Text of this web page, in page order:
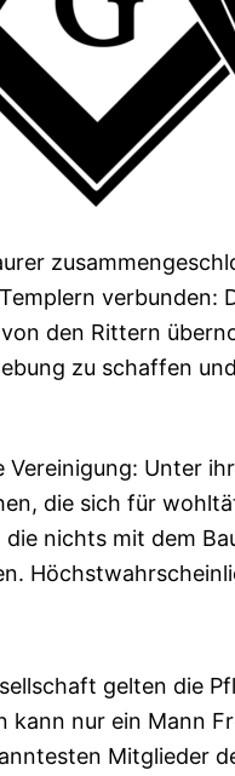
verbunden:
den Rittern
zu schaffen
Unter
die sich für
nichts mit dem
gelten die
nur ein Mann
Mitglieder